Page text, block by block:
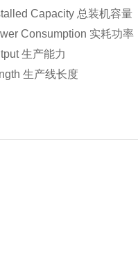
Capacity 总装机容量
Consumption 实耗功率
生产能力
生产线长度